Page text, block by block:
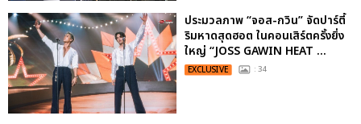
ประมวลภาพ “จอส-กวิน” จัดปาร์ตี้
ริมหาดสุดฮอต ในคอนเสิร์ตครั้งยิ่ง
ใหญ่ “JOSS GAWIN HEAT ...
EXCLUSIVE : 34